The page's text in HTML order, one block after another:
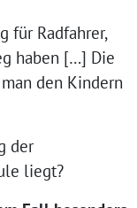
für Radfahrer,
haben […] Die
den Kindern
der
liegt?